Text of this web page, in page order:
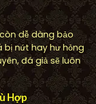
dễ dàng bảo
bị nứt hay hư hỏng
đá giả sẽ luôn
Hợp